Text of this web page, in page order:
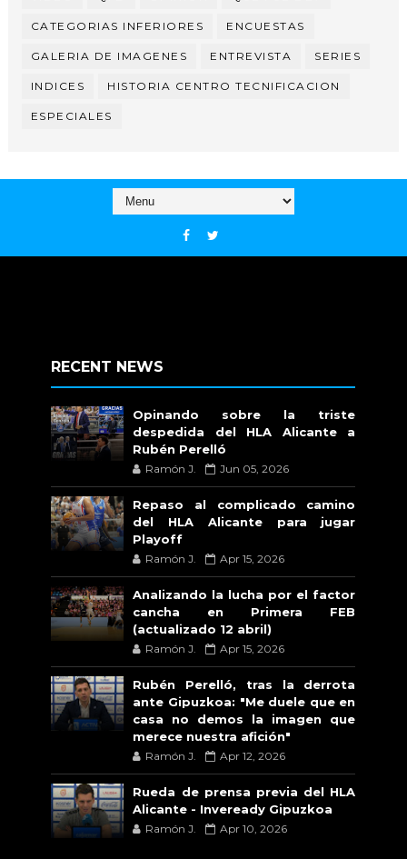
CATEGORIAS INFERIORES ENCUESTAS
GALERIA DE IMAGENES ENTREVISTA SERIES
INDICES HISTORIA CENTRO TECNIFICACION
ESPECIALES
RECENT NEWS
Opinando sobre la triste
despedida del HLA Alicante a
Rubén Perelló
Ramón J. Jun 05, 2026
Repaso al complicado camino
del HLA Alicante para jugar
Playoff
Ramón J. Apr 15, 2026
Analizando la lucha por el factor
cancha en Primera FEB
(actualizado 12 abril)
Ramón J. Apr 15, 2026
Rubén Perelló, tras la derrota
ante Gipuzkoa: "Me duele que en
casa no demos la imagen que
merece nuestra afición"
Ramón J. Apr 12, 2026
Rueda de prensa previa del HLA
Alicante - Inveready Gipuzkoa
Ramón J. Apr 10, 2026